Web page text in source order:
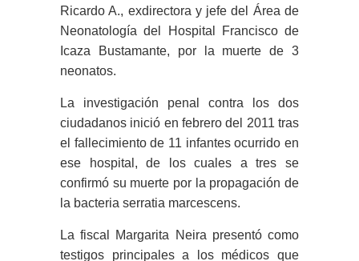
Ricardo A., exdirectora y jefe del Área de
Neonatología del Hospital Francisco de
Icaza Bustamante, por la muerte de 3
neonatos.
La investigación penal contra los dos
ciudadanos inició en febrero del 2011 tras
el fallecimiento de 11 infantes ocurrido en
ese hospital, de los cuales a tres se
confirmó su muerte por la propagación de
la bacteria serratia marcescens.
La fiscal Margarita Neira presentó como
testigos principales a los médicos que